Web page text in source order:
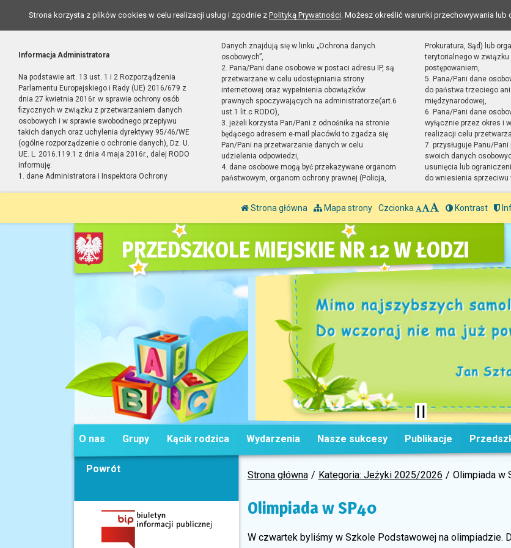
Strona korzysta z plików cookies w celu realizacji usług i zgodnie z Polityką Prywatności. Możesz określić warunki przechowywania
Informacja Administratora
Na podstawie art. 13 ust. 1 i 2 Rozporządzenia
Parlamentu Europejskiego i Rady (UE) 2016/679 z
dnia 27 kwietnia 2016r. w sprawie ochrony osób
fizycznych w związku z przetwarzaniem danych
osobowych i w sprawie swobodnego przepływu
takich danych oraz uchylenia dyrektywy 95/46/WE
(ogólne rozporządzenie o ochronie danych), Dz. U.
UE. L. 2016.119.1 z dnia 4 maja 2016r., dalej RODO
informuję:
1. dane Administratora i Inspektora Ochrony
Danych znajdują się w linku „Ochrona danych
osobowych”,
2. Pana/Pani dane osobowe w postaci adresu IP, są
przetwarzane w celu udostępniania strony
internetowej oraz wypełnienia obowiązków
prawnych spoczywających na administratorze(art.6
ust.1 lit.c RODO),
3. jeżeli korzysta Pan/Pani z odnośnika na stronie
będącego adresem e-mail placówki to zgadza się
Pan/Pani na przetwarzanie danych w celu
udzielenia odpowiedzi,
4. dane osobowe mogą być przekazywane organom
państwowym, organom ochrony prawnej (Policja,
Prokuratura, Sąd) lub
terytorialnego w związku
postępowaniem,
5. Pana/Pani dane
do państwa trzeciego
międzynarodowej,
6. Pana/Pani dane
wyłącznie przez okres i
realizacji celu
7. przysługuje Panu/
swoich danych
usunięcia lub
do wniesienia sprzeciwu
Strona główna Mapa strony Czcionka Kontrast
PRZEDSZKOLE MIEJSKIE NR 12 W ŁODZI
O nas Grupy Kącik rodzica Wydarzenia Nasze sukcesy Publikacje
Strona główna Kategoria: Jeżyki 2025/2026 Olimpiada w
Olimpiada w SP40
W czwartek byliśmy w Szkole Podstawowej na olimpiadzie.
Powrót